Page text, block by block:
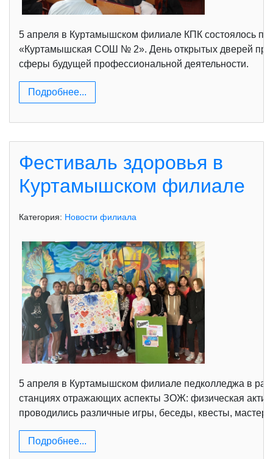
5 апреля в Куртамышском филиале КПК состоялось
«Куртамышская СОШ № 2». День открытых дверей
сферы будущей профессиональной деятельности.
Подробнее...
Фестиваль здоровья в
Куртамышском филиале
Категория: Новости филиала
5 апреля в Куртамышском филиале педколледжа в
станциях отражающих аспекты ЗОЖ: физическая
проводились различные игры, беседы, квесты,
Подробнее...